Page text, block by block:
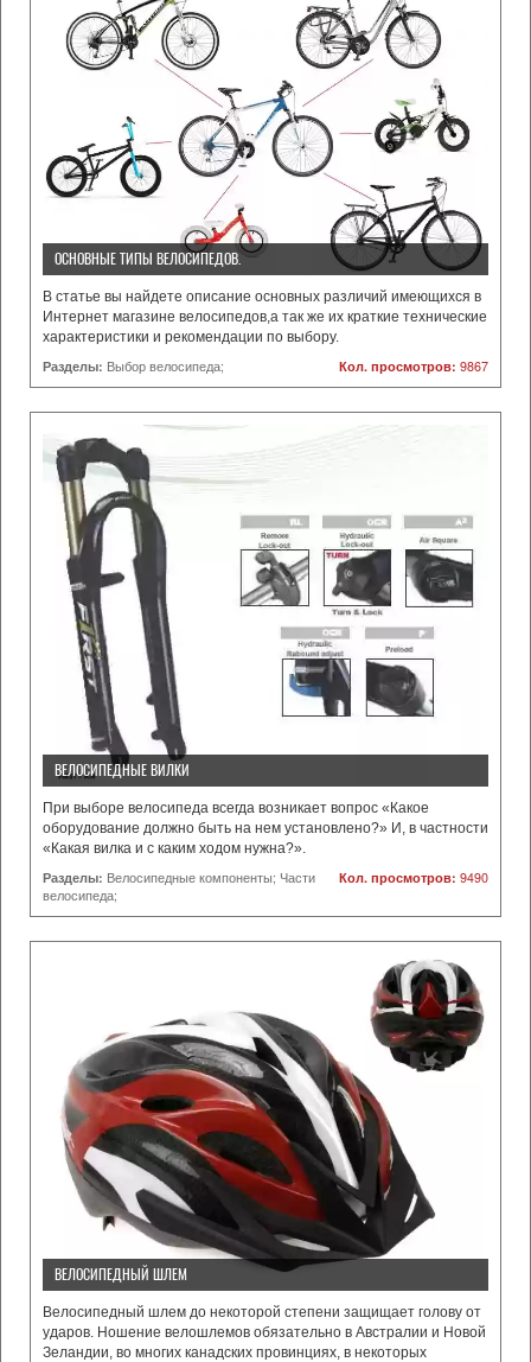
ОСНОВНЫЕ ТИПЫ ВЕЛОСИПЕДОВ.
В статье вы найдете описание основных различий имеющихся в
Интернет магазине велосипедов,а так же их краткие технические
характеристики и рекомендации по выбору.
Кол. просмотров: 9867
Разделы: Выбор велосипеда;
ВЕЛОСИПЕДНЫЕ ВИЛКИ
При выборе велосипеда всегда возникает вопрос «Какое
оборудование должно быть на нем установлено?» И, в частности
«Какая вилка и с каким ходом нужна?».
Кол. просмотров: 9490
Разделы: Велосипедные компоненты; Части
велосипеда;
ВЕЛОСИПЕДНЫЙ ШЛЕМ
Велосипедный шлем до некоторой степени защищает голову от
ударов. Ношение велошлемов обязательно в Австралии и Новой
Зеландии, во многих канадских провинциях, в некоторых